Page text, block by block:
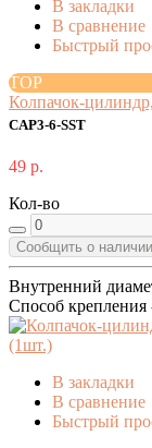
В закладки
В сравнение
Быстрый
TOP
Колпачок-
CAP3-6-SST
49 р.
Кол-во
Сообщить о наличии
Внутренний
Способ крепления
В закладки
В сравнение
Быстрый